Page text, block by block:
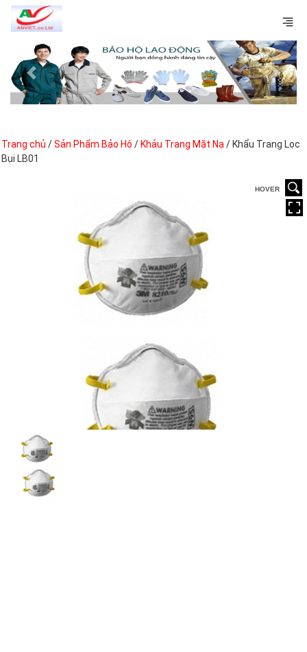
Previous Next
Trang chủ /Sản Phẩm Bảo Hộ / Khảu Trang Mặt Nạ/ Khẩu Trang Lọc
Bụi LB01
HOVER